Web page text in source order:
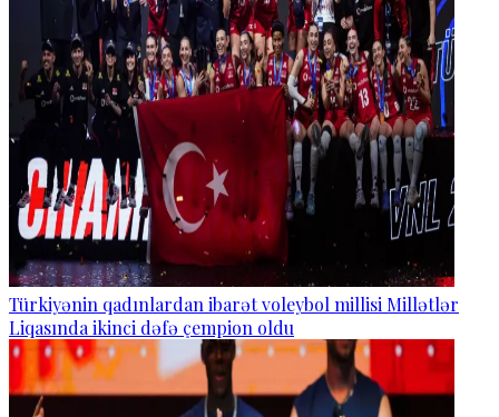
Türkiyənin qadınlardan ibarət voleybol millisi Millətlər
Liqasında ikinci dəfə çempion oldu